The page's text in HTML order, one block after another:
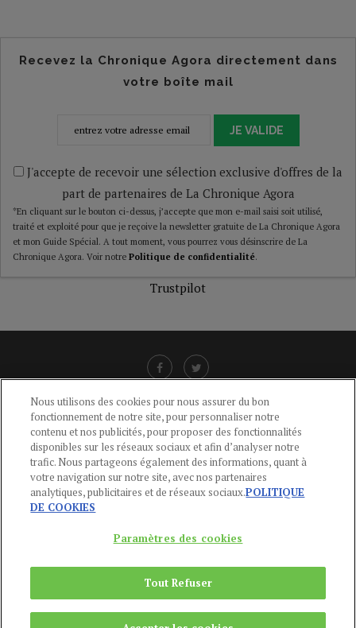
Recevez la Chronique Agora directement dans
votre boîte mail
JE VALIDE
J'accepte de recevoir une sélection exclusive d'offres de la
part de partenaires de La Chronique Agora
*En cliquant sur le bouton ci-dessus, j’accepte que mon e-mail saisi soit utilisé,
traité et exploité pour que je reçoive la newsletter gratuite de La Chronique Agora
et mon Guide Spécial. A tout moment, vous pourrez vous désinscrire de La
Chronique Agora. Voir notre Politique de confidentialité.
Trustpilot
LIENS UTILES
CGU-POLITIQUE DE CONFIDENTIALITÉ -POLITIQUE DES COOKIES
MENTIONS LÉGALES -AIDE
CONTACT
Du Lundi au Vendredi, 9h-13h et 14h-17h
Copyright © 2024Publications Agora
Nous utilisons des cookies pour nous assurer du bon
fonctionnement de notre site, pour personnaliser notre
contenu et nos publicités, pour proposer des fonctionnalités
disponibles sur les réseaux sociaux et afin d’analyser notre
trafic. Nous partageons également des informations, quant à
votre navigation sur notre site, avec nos partenaires
analytiques, publicitaires et de réseaux sociaux.POLITIQUE
DE COOKIES
Paramètres des cookies
Tout Refuser